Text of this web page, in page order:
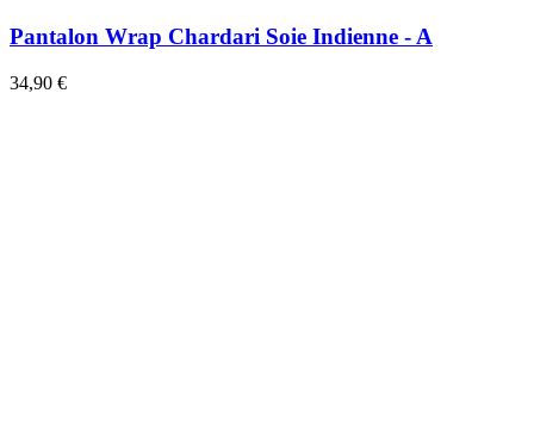
Pantalon Wrap Chardari Soie Indienne - A
34,90 €